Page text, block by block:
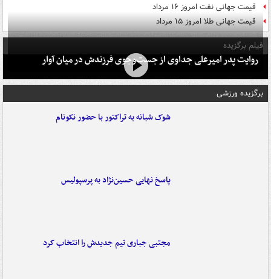
قیمت جهانی نفت امروز ۱۶ مرداد
قیمت جهانی طلا امروز ۱۵ مرداد
فیلم برگزیده
روایت پدر امیرعلی جداوی از جست‌وجوی فرزندش در میان آوار
برگزیده ورزشی
شوک شبانه به تراکتور با حضور نکونام
پاسخ نهایی حسین‌نژاد به پرسپولیس
مجتبی جباری تیم جدیدش را انتخاب کرد